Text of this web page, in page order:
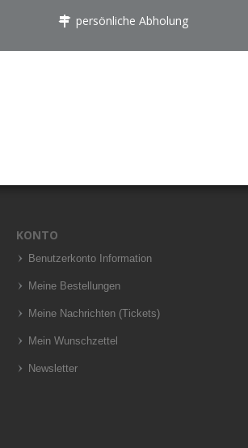
persönliche Abholung
KONTO
Benutzerkonto Information
Meine Bestellungen
Meine Nachrichten (Tickets)
Mein Wunschzettel
Newsletter